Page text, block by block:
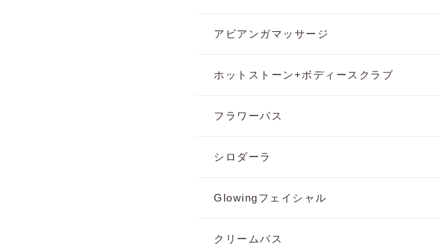
アビアンガマッサージ
ホットストーン+ボディースクラブ
フラワーバス
シロダーラ
Glowingフェイシャル
クリームバス